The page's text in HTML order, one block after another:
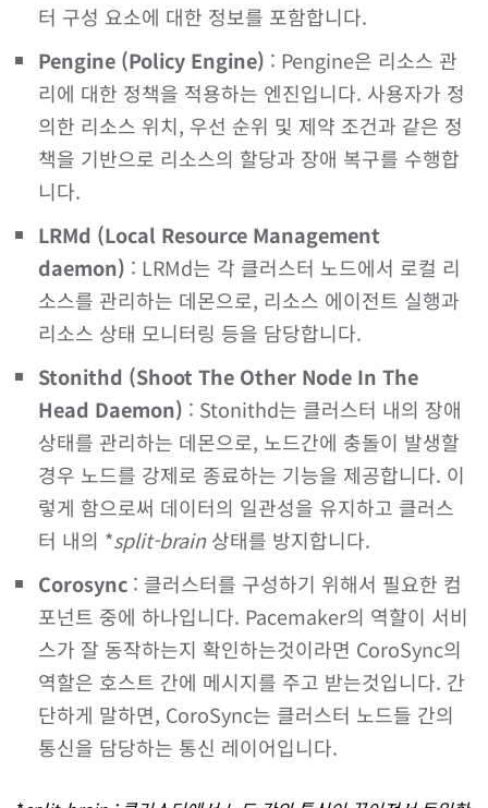
터 구성 요소에 대한 정보를 포함합니다.
Pengine (Policy Engine) : Pengine은 리소스 관
리에 대한 정책을 적용하는 엔진입니다. 사용자가 정
의한 리소스 위치, 우선 순위 및 제약 조건과 같은 정
책을 기반으로 리소스의 할당과 장애 복구를 수행합
니다.
LRMd (Local Resource Management
daemon) : LRMd는 각 클러스터 노드에서 로컬 리
소스를 관리하는 데몬으로, 리소스 에이전트 실행과
리소스 상태 모니터링 등을 담당합니다.
Stonithd (Shoot The Other Node In The
Head Daemon) : Stonithd는 클러스터 내의 장애
상태를 관리하는 데몬으로, 노드간에 충돌이 발생할
경우 노드를 강제로 종료하는 기능을 제공합니다. 이
렇게 함으로써 데이터의 일관성을 유지하고 클러스
터 내의 *split-brain상태를 방지합니다.
Corosync : 클러스터를 구성하기 위해서 필요한 컴
포넌트 중에 하나입니다. Pacemaker의 역할이 서비
스가 잘 동작하는지 확인하는것이라면 CoroSync의
역할은 호스트 간에 메시지를 주고 받는것입니다. 간
단하게 말하면, CoroSync는 클러스터 노드들 간의
통신을 담당하는 통신 레이어입니다.